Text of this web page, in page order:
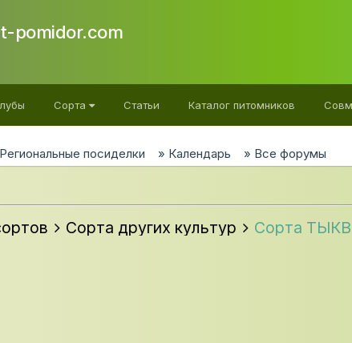
pomidor.com
Региональные посиделки Календарь Все форумы
Сорта Статьи Каталог питомников
Сорта других культур Сорта ТЫКВ